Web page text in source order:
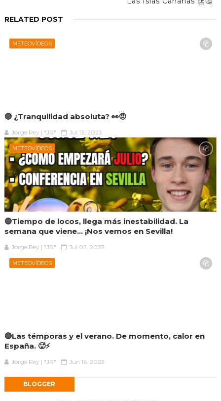
RELATED POST
METEOVÍDEOS
🔴 ¿Tranquilidad absoluta? 👀🤨
Jorge Rey | "JR" Jul 13, 2023
METEOVÍDEOS
🔴Tiempo de locos, llega más inestabilidad. La
semana que viene... ¡Nos vemos en Sevilla!
Jorge Rey | "JR" Jul 02, 2023
METEOVÍDEOS
🔴Las témporas y el verano. De momento, calor en
España. 🥵⚡
Jorge Rey | "JR" Jun 16, 2023
BLOGGER